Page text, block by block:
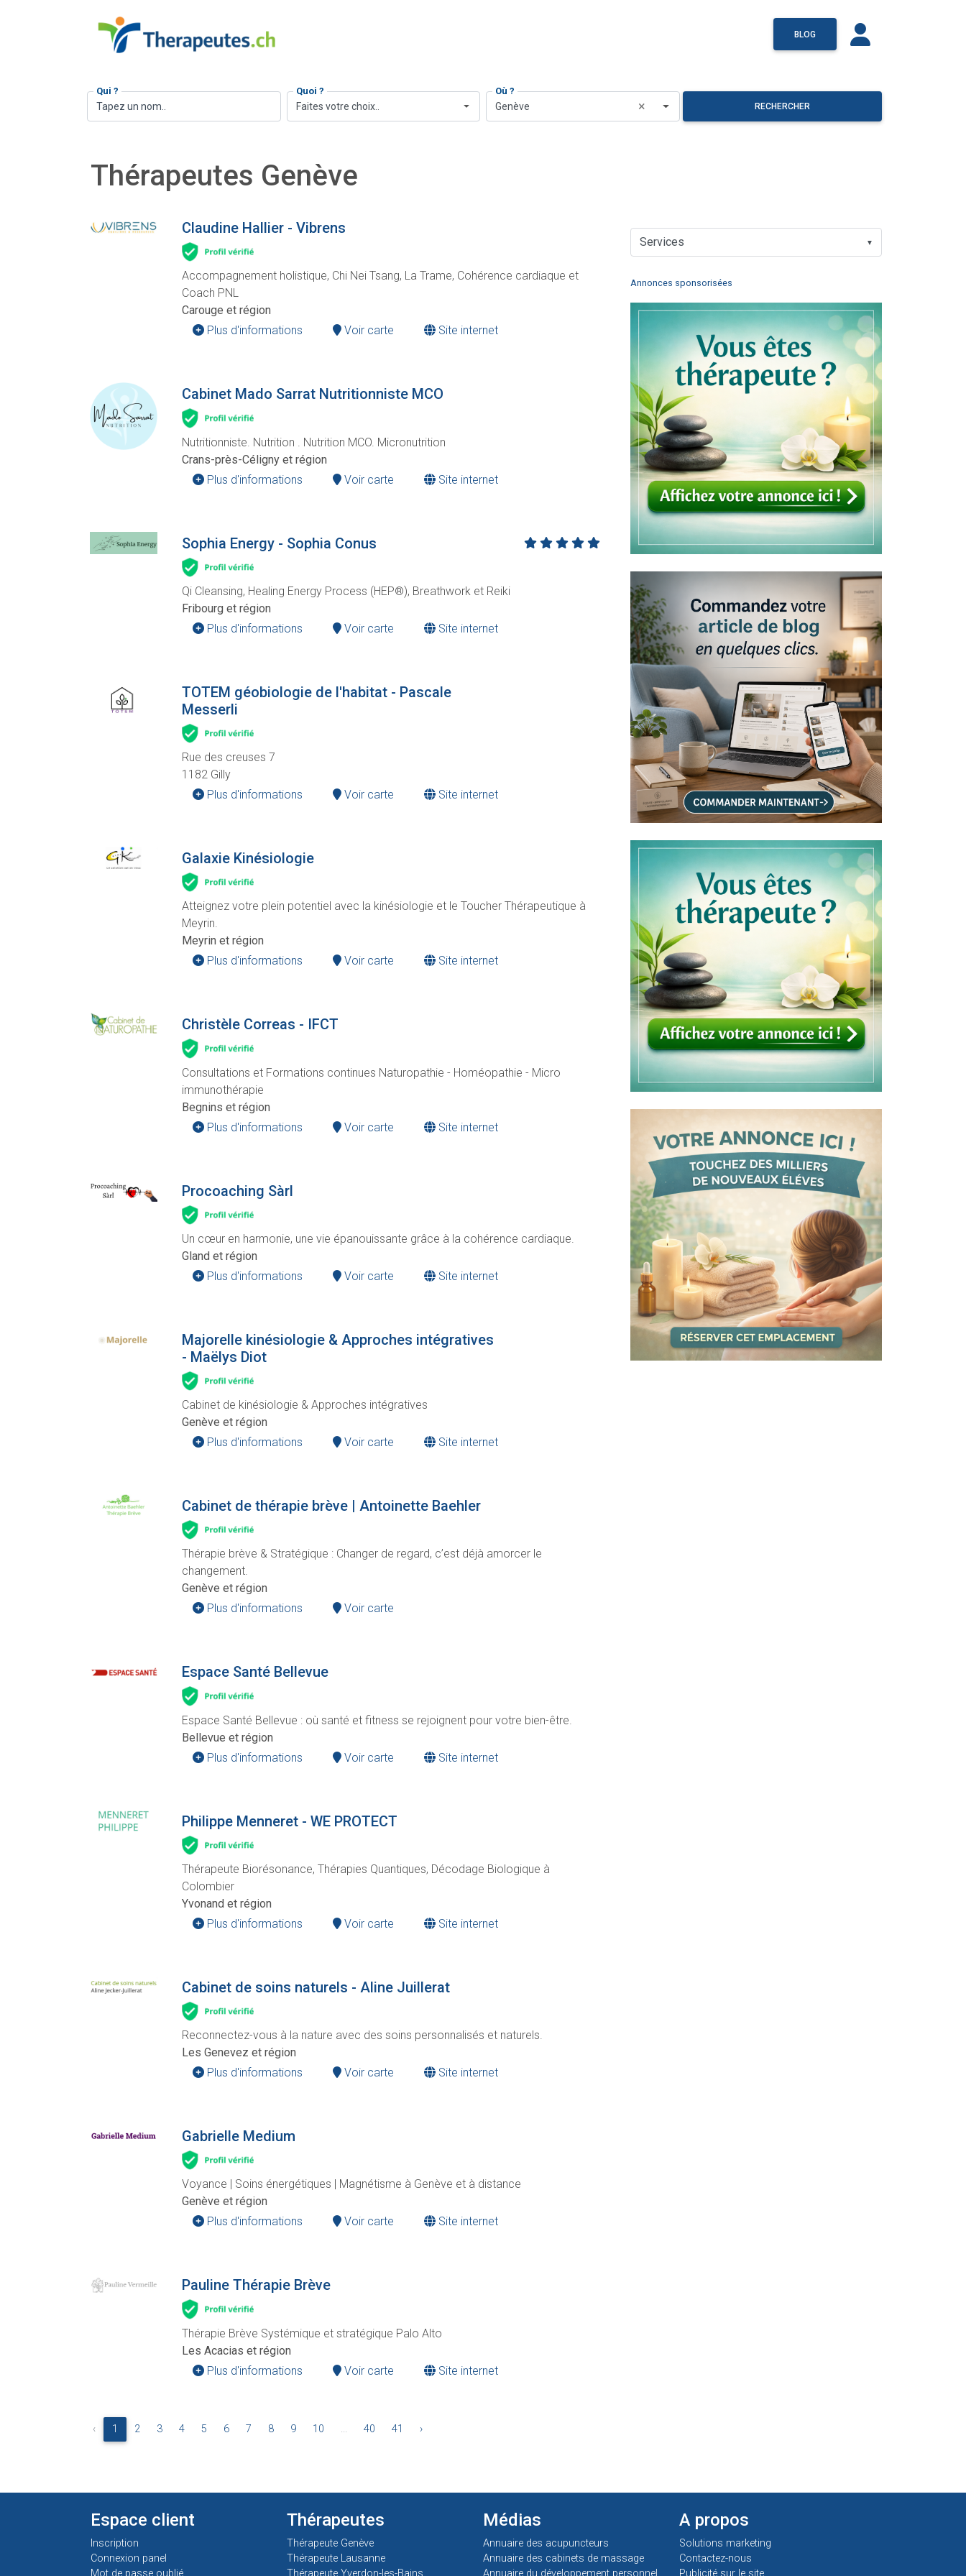
BLOG
Qui ? Quoi ?
Faites votre choix..
Où ?
Genève × RECHERCHER
Thérapeutes Genève
Claudine Hallier - Vibrens
Accompagnement holistique, Chi Nei Tsang, La Trame, Cohérence cardiaque et
Coach PNL
Carouge et région
Plus d'informations
Voir carte Site internet
Cabinet Mado Sarrat Nutritionniste MCO
Nutritionniste. Nutrition . Nutrition MCO. Micronutrition
Crans-près-Céligny et région
Plus d'informations
Voir carte Site internet
Sophia Energy - Sophia Conus
Qi Cleansing, Healing Energy Process (HEP®), Breathwork et Reiki
Fribourg et région
Plus d'informations
Voir carte Site internet
TOTEM géobiologie de l'habitat - Pascale
Messerli
Rue des creuses 7
1182 Gilly
Plus d'informations
Voir carte Site internet
Galaxie Kinésiologie
Atteignez votre plein potentiel avec la kinésiologie et le Toucher Thérapeutique à
Meyrin.
Meyrin et région
Plus d'informations
Voir carte Site internet
Christèle Correas - IFCT
Consultations et Formations continues Naturopathie - Homéopathie - Micro
immunothérapie
Begnins et région
Plus d'informations
Voir carte Site internet
Procoaching Sàrl
Un cœur en harmonie, une vie épanouissante grâce à la cohérence cardiaque.
Gland et région
Plus d'informations
Voir carte Site internet
Majorelle kinésiologie & Approches intégratives
- Maëlys Diot
Cabinet de kinésiologie & Approches intégratives
Genève et région
Plus d'informations
Voir carte Site internet
Cabinet de thérapie brève | Antoinette Baehler
Thérapie brève & Stratégique : Changer de regard, c’est déjà amorcer le
changement.
Genève et région
Plus d'informations
Voir carte
Espace Santé Bellevue
Espace Santé Bellevue : où santé et fitness se rejoignent pour votre bien-être.
Bellevue et région
Plus d'informations
Voir carte Site internet
Philippe Menneret - WE PROTECT
Thérapeute Biorésonance, Thérapies Quantiques, Décodage Biologique à
Colombier
Yvonand et région
Plus d'informations
Voir carte Site internet
Cabinet de soins naturels - Aline Juillerat
Reconnectez-vous à la nature avec des soins personnalisés et naturels.
Les Genevez et région
Plus d'informations
Voir carte Site internet
Gabrielle Medium
Voyance | Soins énergétiques | Magnétisme à Genève et à distance
Genève et région
Plus d'informations
Voir carte Site internet
Pauline Thérapie Brève
Thérapie Brève Systémique et stratégique Palo Alto
Les Acacias et région
Plus d'informations
Voir carte Site internet
‹ 1 2 3 4 5 6 7 8 9 10 ... 40 41 ›
▼
Annonces sponsorisées
Espace client
Inscription
Connexion panel
Mot de passe oublié
Thérapeutes
Thérapeute Genève
Thérapeute Lausanne
Thérapeute Yverdon-les-Bains
Médias
Annuaire des acupuncteurs
Annuaire des cabinets de massage
Annuaire du développement personnel
A propos
Solutions marketing
Contactez-nous
Publicité sur le site